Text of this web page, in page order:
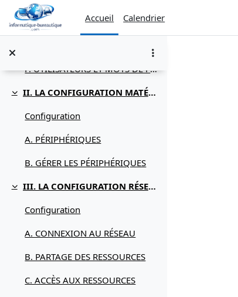
Passer au contenu principal
Accueil
Calendrier
D. APPLICATIONS
F. UTILISATEURS ET MOTS DE PASSE
Replier
II. LA CONFIGURATION MATÉRIELLE
Configuration
A. PÉRIPHÉRIQUES
B. GÉRER LES PÉRIPHÉRIQUES
Replier
III. LA CONFIGURATION RÉSEAU ET INTERNET
Configuration
A. CONNEXION AU RÉSEAU
B. PARTAGE DES RESSOURCES
C. ACCÈS AUX RESSOURCES